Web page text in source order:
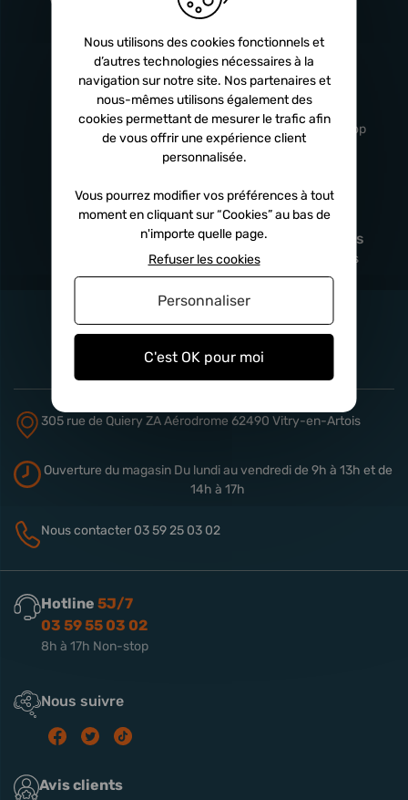
Livraison
rapide
Sous 24h à 48h
Service client
professionnel
De 8h à 17h Non-stop
Satisfait
remboursé
Paiement en
x3 fois
Sécurisé, sans frais
305 rue de Quiery ZA Aérodrome 62490 Vitry-en-Artois
Ouverture du magasinDu lundi au vendredi de 9h à 13h et de
14h à 17h
Nous contacter 03 59 25 03 02
Hotline 5J/7
03 59 55 03 02
8h à 17h Non-stop
Nous suivre
Avis clients
Nous utilisons des cookies fonctionnels et
d’autres technologies nécessaires à la
navigation sur notre site. Nos partenaires et
nous-mêmes utilisons également des
cookies permettant de mesurer le trafic afin
de vous offrir une expérience client
personnalisée.
Vous pourrez modifier vos préférences à tout
moment en cliquant sur “Cookies” au bas de
n'importe quelle page.
C'est OK pour moi
Refuser les cookies
Personnaliser